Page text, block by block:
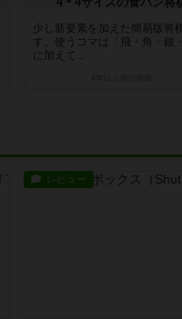
少し新要素を加えた簡易版将
す。使うコマは「飛・角・銀
に加えて...
レビュー